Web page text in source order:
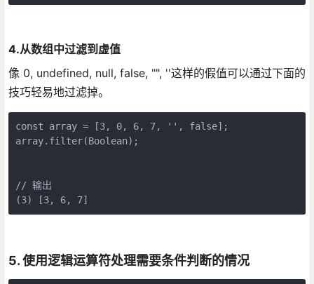
4.从数组中过滤到虚值
像 0, undefined, null, false, "", ''这样的假值可以通过下面的
技巧轻易地过滤掉。
const array = [3, 0, 6, 7, '', false];
array.filter(Boolean);
// 输出
(3) [3, 6, 7]
5. 使用逻辑运算符处理需要条件判断的情况